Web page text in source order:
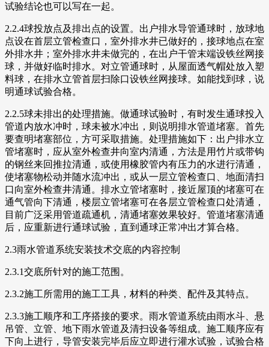
试验结论也可以写在一起。
2.2.4球投放点及排出点的设置。出户排水导管通球时，放球地
点设在首层立管检查口，室外排水井已做好的，接球地点在室
外排水井；室外排水井未做完的，在出户干管末端设铁丝网接
球，并做好临时排水。对立管通球时，从屋面透气帽处放入塑
料球，在排水立管首层扫除口设铁丝网接球。如能找到球，说
明通球试验合格。
2.2.5球未排出的处理措施。做通球试验时，有时发生通球投入
管道内放水冲时，球未被水冲出，则说明排水管道堵塞。首先
要查明堵塞部位，方可采取措施。处理措施如下：出户排水立
管堵塞时，应从室外检查井向室内清通，方法是用竹片或带钩
的钢丝来回推拉清通，或使用橡胶管内有压力的水进行清通，
使堵塞物松动并随水流冲出，或从一层立管检查口、地面清扫
口向室外检查井清通。排水立管堵塞时，接近屋顶的堵塞可在
通气管向下清通，楼层立管堵塞可在各层立管检查口处清通，
目前广泛采用管道疏通机，清通堵塞效果较好。管道堵塞清通
后，应重新进行通球试验，直到通球正常冲出才算合格。
2.3雨水管道系统安装技术交底的内容控制
2.3.1交底所针对的施工范围。
2.3.2施工所需用的施工工具，材料的种类、配件及其特点。
2.3.3施工顺序和工序搭接的要求。雨水管道系统由雨水斗、悬
吊管、立管、地下雨水管道及清扫设备等组成。施工顺序应有
下向上进行，导管安装完毕后应立即进行灌水试验，试验合格